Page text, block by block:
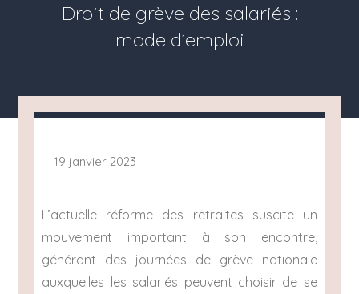
Droit de grève des salariés :
mode d’emploi
19 janvier 2023
L’actuelle réforme des retraites suscite un
mouvement important à son encontre,
générant des journées de grève nationale
auxquelles les salariés peuvent choisir de se